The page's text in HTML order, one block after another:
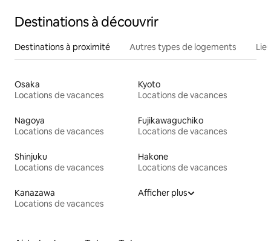
Destinations à découvrir
Destinations à proximité Autres types de logements
Osaka
Locations de vacances
Kyoto
Locations de vacances
Nagoya
Locations de vacances
Fujikawaguchiko
Locations de vacances
Shinjuku
Locations de vacances
Hakone
Locations de vacances
Kanazawa
Locations de vacances
Afficher plus